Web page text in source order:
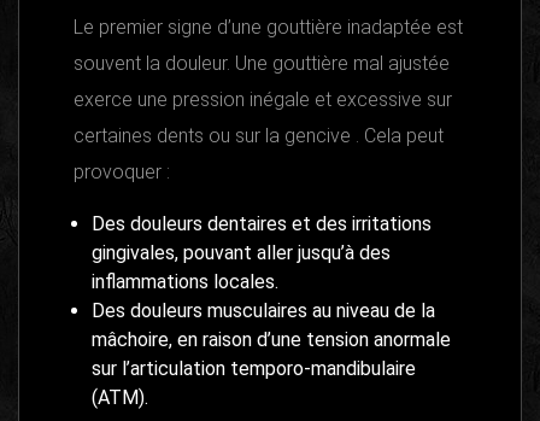
Le premier signe d’une gouttière inadaptée est
souvent la douleur. Une gouttière mal ajustée
exerce une pression inégale et excessive sur
certaines dents ou sur la gencive . Cela peut
provoquer :
Des douleurs dentaires et des irritations
gingivales, pouvant aller jusqu’à des
inflammations locales.
Des douleurs musculaires au niveau de la
mâchoire, en raison d’une tension anormale
sur l’articulation temporo-mandibulaire
(ATM).